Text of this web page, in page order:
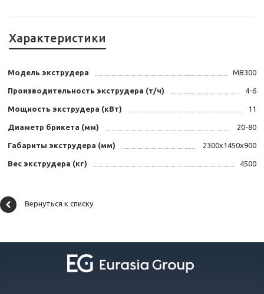
Характеристики
Модель экструдера MB300
Производительность экструдера (т/ч) 4-6
Мощность экструдера (кВт) 11
Диаметр брикета (мм) 20-80
Габариты экструдера (мм) 2300x1450x900
Вес экструдера (кг) 4500
Вернуться к списку